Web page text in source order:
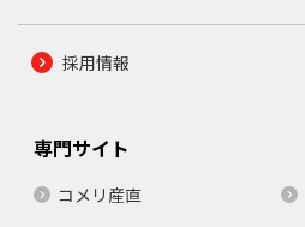
採用情報
専門サイト
コメリ産直